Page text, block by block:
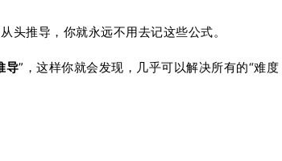
头推导，你就永远不用去记这些公式。
导”，这样你就会发现，几乎可以解决所有的“难度